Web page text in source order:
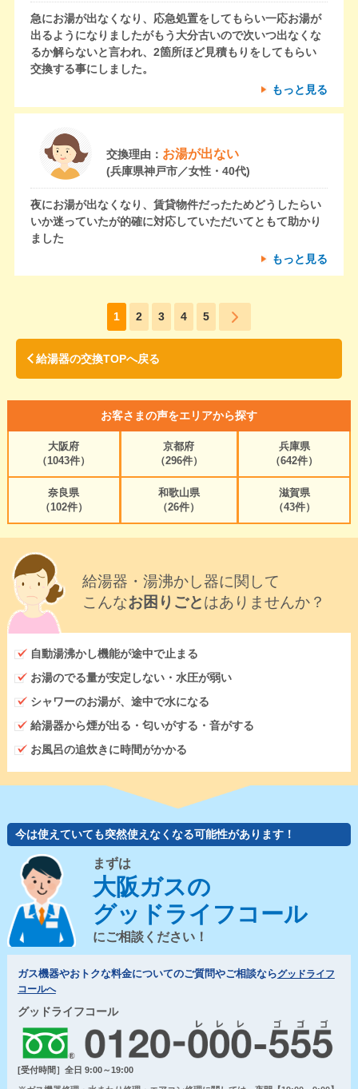
急にお湯が出なくなり、応急処置をしてもらい一応お湯が
出るようになりましたがもう大分古いので次いつ出なくな
るか解らないと言われ、2箇所ほど見積もりをしてもらい
交換する事にしました。
もっと見る
交換理由： お湯が出ない
(兵庫県神戸市／女性・40代)
夜にお湯が出なくなり、賃貸物件だったためどうしたらい
いか迷っていたが的確に対応していただいてともて助かり
ました
もっと見る
1 2 3 4 5
給湯器の交換TOPへ戻る
お客さまの声をエリアから探す
大阪府
（1043件）
京都府
（296件）
兵庫県
（642件）
奈良県
（102件）
和歌山県
（26件）
滋賀県
（43件）
給湯器・湯沸かし器に関して
こんなお困りごとはありませんか？
自動湯沸かし機能が途中で止まる
お湯のでる量が安定しない・水圧が弱い
シャワーのお湯が、途中で水になる
給湯器から煙が出る・匂いがする・音がする
お風呂の追炊きに時間がかかる
今は使えていても突然使えなくなる可能性があります！
まずは
大阪ガスの
グッドライフコール
にご相談ください！
ガス機器やおトクな料金についてのご質問やご相談ならグッドライフ
コールへ
グッドライフコール
[受付時間］全日 9:00～19:00